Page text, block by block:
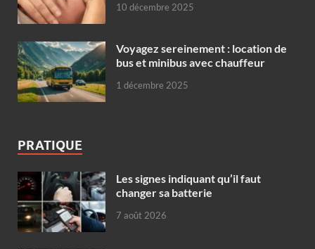
10 décembre 2025
Voyagez sereinement : location de
bus et minibus avec chauffeur
1 décembre 2025
PRATIQUE
Les signes indiquant qu’il faut
changer sa batterie
7 août 2026